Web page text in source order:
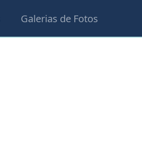
Galerias de Fotos